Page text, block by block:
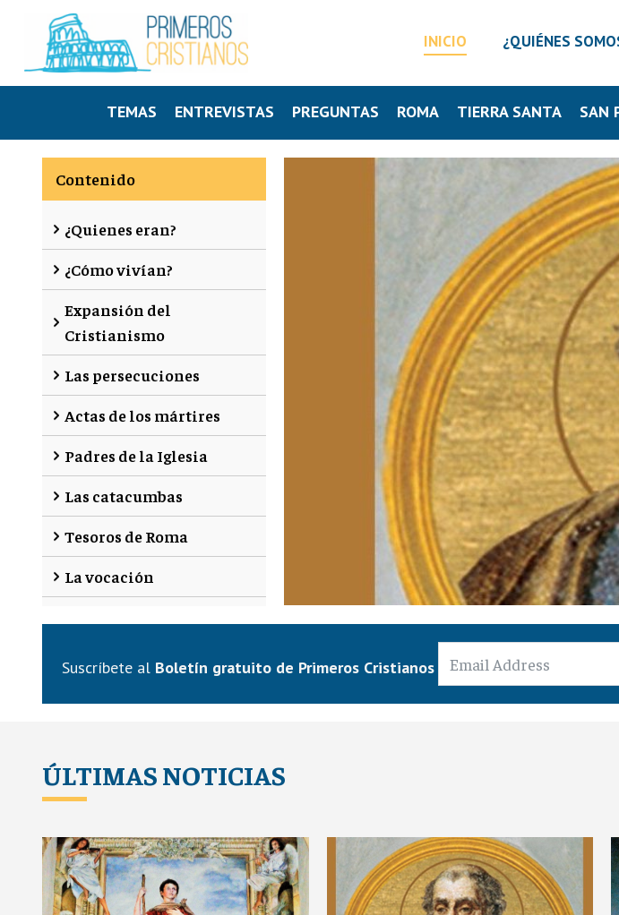
INICIO ¿QUIÉNES
TEMAS ENTREVISTAS PREGUNTAS ROMA TIERRA SANTA SAN
Contenido
¿Quienes eran?
¿Cómo vivían?
Expansión del
Cristianismo
Las persecuciones
Actas de los mártires
Padres de la Iglesia
Las catacumbas
Tesoros de Roma
La vocación
La Transfiguración
Primeros Cristianos/05 agosto 2026
Suscríbete alBoletín gratuito de Primeros Cristianos
ÚLTIMAS NOTICIAS